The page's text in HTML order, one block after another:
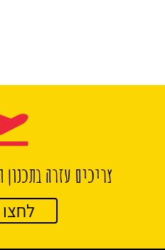
צריכים עזרה